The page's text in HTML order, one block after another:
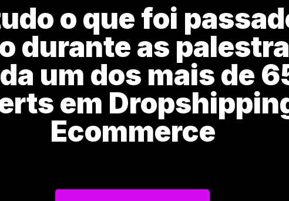
o que foi
durante as
um dos mais de
em
Ecommerce